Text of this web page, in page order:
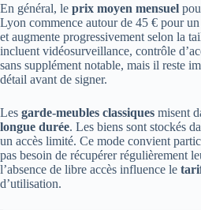
En général, le prix moyen mensuel
Lyon commence autour de 45 € pour un
et augmente progressivement selon la
incluent vidéosurveillance, contrôle
sans supplément notable, mais il reste
détail avant de signer.
Les garde-meubles classiques misent
longue durée. Les biens sont stockés
un accès limité. Ce mode convient
pas besoin de récupérer régulièrement
l’absence de libre accès influence le
d’utilisation.